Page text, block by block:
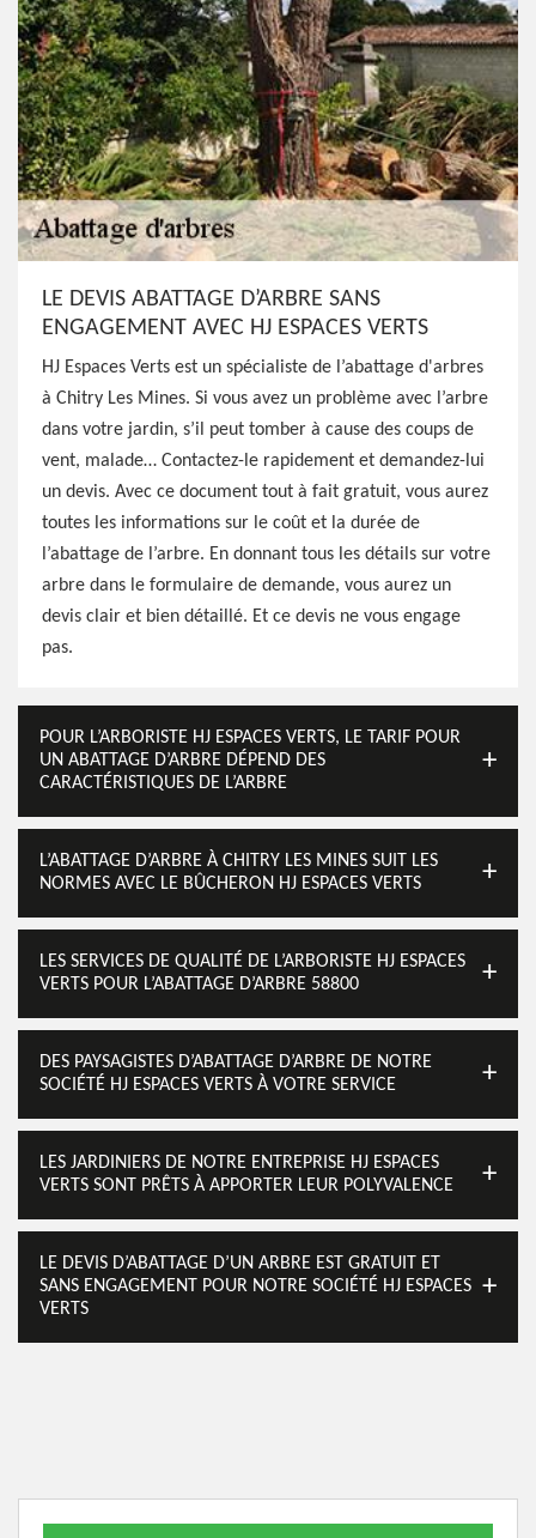
LE DEVIS ABATTAGE D’ARBRE SANS
ENGAGEMENT AVEC HJ ESPACES VERTS
HJ Espaces Verts est un spécialiste de l’abattage d'arbres
à Chitry Les Mines. Si vous avez un problème avec l’arbre
dans votre jardin, s’il peut tomber à cause des coups de
vent, malade… Contactez-le rapidement et demandez-lui
un devis. Avec ce document tout à fait gratuit, vous aurez
toutes les informations sur le coût et la durée de
l’abattage de l’arbre. En donnant tous les détails sur votre
arbre dans le formulaire de demande, vous aurez un
devis clair et bien détaillé. Et ce devis ne vous engage
pas.
POUR L’ARBORISTE HJ ESPACES VERTS, LE TARIF POUR
UN ABATTAGE D’ARBRE DÉPEND DES
CARACTÉRISTIQUES DE L’ARBRE
L’ABATTAGE D’ARBRE À CHITRY LES MINES SUIT LES
NORMES AVEC LE BÛCHERON HJ ESPACES VERTS
LES SERVICES DE QUALITÉ DE L’ARBORISTE HJ ESPACES
VERTS POUR L’ABATTAGE D’ARBRE 58800
DES PAYSAGISTES D’ABATTAGE D’ARBRE DE NOTRE
SOCIÉTÉ HJ ESPACES VERTS À VOTRE SERVICE
LES JARDINIERS DE NOTRE ENTREPRISE HJ ESPACES
VERTS SONT PRÊTS À APPORTER LEUR POLYVALENCE
LE DEVIS D’ABATTAGE D’UN ARBRE EST GRATUIT ET
SANS ENGAGEMENT POUR NOTRE SOCIÉTÉ HJ ESPACES
VERTS